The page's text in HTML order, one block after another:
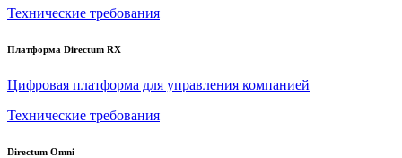
Технические требования
Платформа Directum RX
Цифровая платформа для управления компанией
Технические требования
Directum Omni